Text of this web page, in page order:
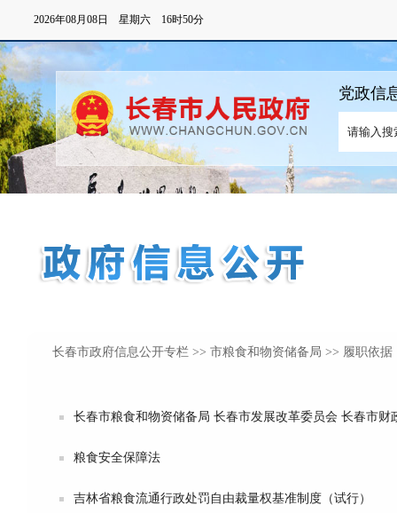
长春市政府信息公开专栏 >> 市粮食和物资储备局 >> 履职依据
长春市粮食和物资储备局 长春市发展改革委员会 长春市财
粮食安全保障法
吉林省粮食流通行政处罚自由裁量权基准制度（试行）